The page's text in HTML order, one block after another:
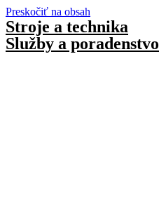
Preskočiť na obsah
Stroje a technika
Služby a poradenstvo